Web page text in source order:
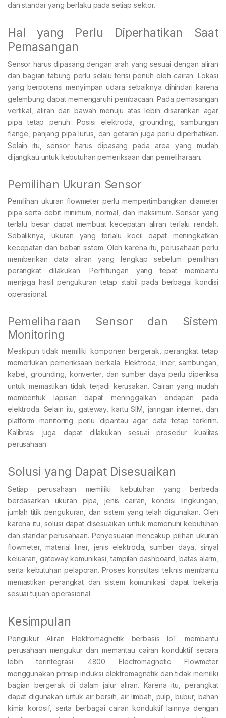
dan standar yang berlaku pada setiap sektor.
Hal yang Perlu Diperhatikan Saat
Pemasangan
Sensor harus dipasang dengan arah yang sesuai dengan aliran
dan bagian tabung perlu selalu terisi penuh oleh cairan. Lokasi
yang berpotensi menyimpan udara sebaiknya dihindari karena
gelembung dapat memengaruhi pembacaan. Pada pemasangan
vertikal, aliran dari bawah menuju atas lebih disarankan agar
pipa tetap penuh. Posisi elektroda, grounding, sambungan
flange, panjang pipa lurus, dan getaran juga perlu diperhatikan.
Selain itu, sensor harus dipasang pada area yang mudah
dijangkau untuk kebutuhan pemeriksaan dan pemeliharaan.
Pemilihan Ukuran Sensor
Pemilihan ukuran flowmeter perlu mempertimbangkan diameter
pipa serta debit minimum, normal, dan maksimum. Sensor yang
terlalu besar dapat membuat kecepatan aliran terlalu rendah.
Sebaliknya, ukuran yang terlalu kecil dapat meningkatkan
kecepatan dan beban sistem. Oleh karena itu, perusahaan perlu
memberikan data aliran yang lengkap sebelum pemilihan
perangkat dilakukan. Perhitungan yang tepat membantu
menjaga hasil pengukuran tetap stabil pada berbagai kondisi
operasional.
Pemeliharaan Sensor dan Sistem
Monitoring
Meskipun tidak memiliki komponen bergerak, perangkat tetap
memerlukan pemeriksaan berkala. Elektroda, liner, sambungan,
kabel, grounding, konverter, dan sumber daya perlu diperiksa
untuk memastikan tidak terjadi kerusakan. Cairan yang mudah
membentuk lapisan dapat meninggalkan endapan pada
elektroda. Selain itu, gateway, kartu SIM, jaringan internet, dan
platform monitoring perlu dipantau agar data tetap terkirim.
Kalibrasi juga dapat dilakukan sesuai prosedur kualitas
perusahaan.
Solusi yang Dapat Disesuaikan
Setiap perusahaan memiliki kebutuhan yang berbeda
berdasarkan ukuran pipa, jenis cairan, kondisi lingkungan,
jumlah titik pengukuran, dan sistem yang telah digunakan. Oleh
karena itu, solusi dapat disesuaikan untuk memenuhi kebutuhan
dan standar perusahaan. Penyesuaian mencakup pilihan ukuran
flowmeter, material liner, jenis elektroda, sumber daya, sinyal
keluaran, gateway komunikasi, tampilan dashboard, batas alarm,
serta kebutuhan pelaporan. Proses konsultasi teknis membantu
memastikan perangkat dan sistem komunikasi dapat bekerja
sesuai tujuan operasional.
Kesimpulan
Pengukur Aliran Elektromagnetik berbasis IoT membantu
perusahaan mengukur dan memantau cairan konduktif secara
lebih terintegrasi. 4800 Electromagnetic Flowmeter
menggunakan prinsip induksi elektromagnetik dan tidak memiliki
bagian bergerak di dalam jalur aliran. Karena itu, perangkat
dapat digunakan untuk air bersih, air limbah, pulp, bubur, bahan
kimia korosif, serta berbagai cairan konduktif lainnya dengan